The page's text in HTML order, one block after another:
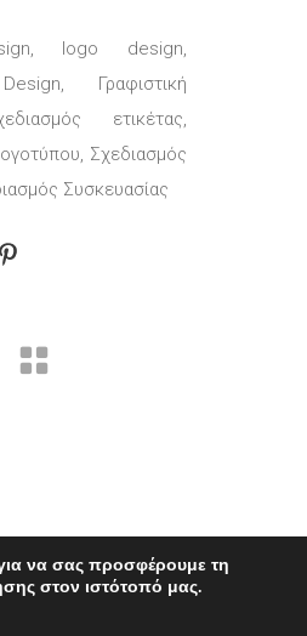
logo design,
Γραφιστική
ετικέτας,
Σχεδιασμός
Συσκευασίας
να σας προσφέρουμε τη
στον ιστότοπό μας.